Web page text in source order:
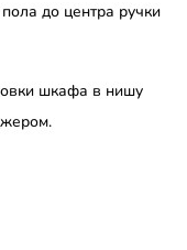
до центра ручки
шкафа в нишу